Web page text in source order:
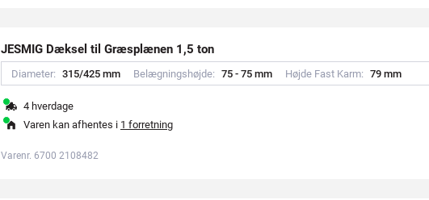
JESMIG Dæksel til Græsplænen 1,5 ton
Diameter: 31 5/425 mm Belægningshøjde: 75 - 75 mm Højde Fast Karm: 79 mm
4 hverdage
Varen kan afhentes i 1 forretning
Varenr. 6700 2108482